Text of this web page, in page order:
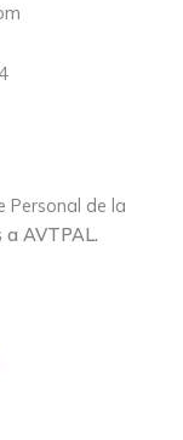
Personal de la
a AVTPAL.